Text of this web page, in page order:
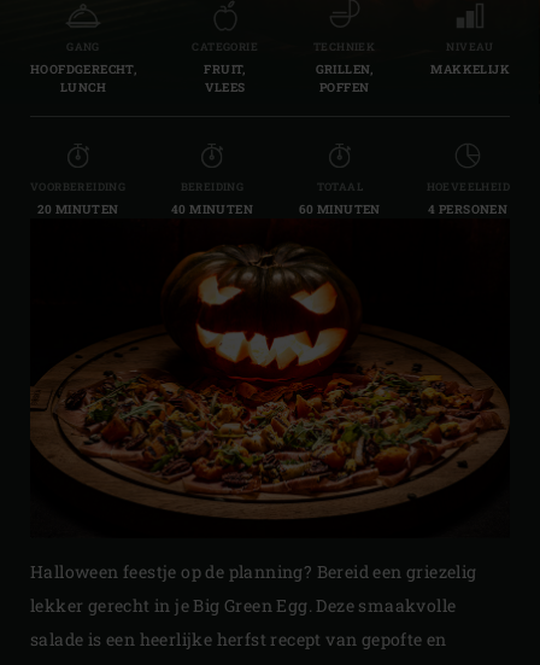
GANG
HOOFDGERECHT,
LUNCH
CATEGORIE
FRUIT,
VLEES
TECHNIEK
GRILLEN,
POFFEN
NIVEAU
MAKKELIJK
VOORBEREIDING
20 MINUTEN
BEREIDING
40 MINUTEN
TOTAAL
60 MINUTEN
HOEVEELHEID
4 PERSONEN
Halloween feestje op de planning? Bereid een griezelig
lekker gerecht in je Big Green Egg. Deze smaakvolle
salade is een heerlijke herfst recept van gepofte en